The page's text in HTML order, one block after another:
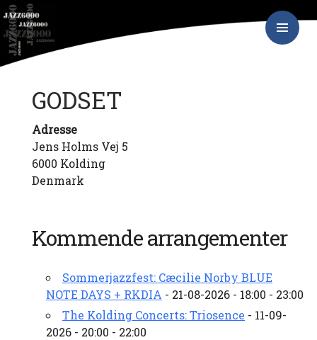
Hop
indhold
GODSET
Adresse
Jens Holms Vej 5
6000 Kolding
Denmark
Kommende arrangementer
Sommerjazzfest: Cæcilie Norby BLUE
NOTE DAYS + RKDIA - 21-08-2026 - 18:00 - 23:00
The Kolding Concerts: Triosence - 11-09-
2026 - 20:00 - 22:00